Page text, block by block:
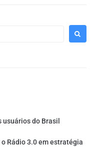
do Brasil
Rádio 3.0 em estratégia